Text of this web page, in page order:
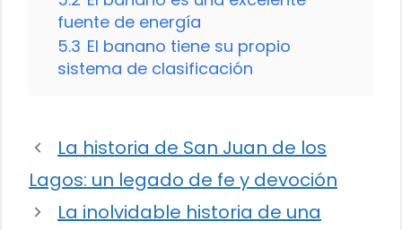
fuente de energía
5.3 El banano tiene su propio
sistema de clasificación
La historia de San Juan de los
Lagos: un legado de fe y devoción
La inolvidable historia de una